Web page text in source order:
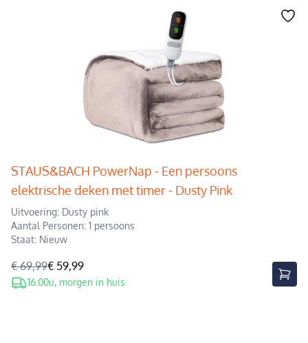
STAUS&BACH PowerNap - Een persoons
elektrische deken met timer - Dusty Pink
Uitvoering: Dusty pink
Aantal Personen: 1 persoons
Staat: Nieuw
€ 69,99€ 59,99
16.00u, morgen in huis